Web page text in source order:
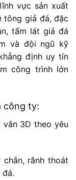
lĩnh vực sản xuất
tông giả đá,đặc
tấm látgiảđá
và đội ngũ kỹ
định uytín
công trình lớn
công ty:
vân 3Dtheoyêu
chắn, rãnhthoát
đá.